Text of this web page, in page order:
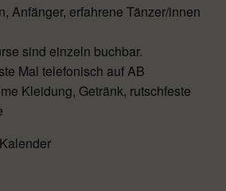
Anfänger, erfahrene Tänzer/innen
sind einzeln buchbar.
Mal telefonisch auf AB
Kleidung, Getränk, rutschfeste